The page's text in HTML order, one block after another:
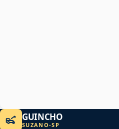
GUINCHO
SUZANO-SP